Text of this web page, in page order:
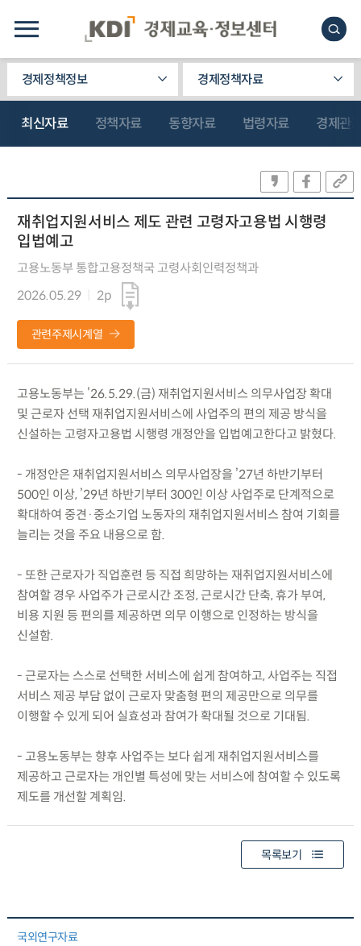
경제정책정보 경제정책자료
최신자료 정책자료 동향자료 법령자료 경제관
재취업지원서비스 제도 관련 고령자고용법 시행령
입법예고
고용노동부 통합고용정책국 고령사회인력정책과
2026.05.29
2p
관련주제시계열
고용노동부는 ’26.5.29.(금) 재취업지원서비스 의무사업장 확대
및 근로자 선택 재취업지원서비스에 사업주의 편의 제공 방식을
신설하는 고령자고용법 시행령 개정안을 입법예고한다고 밝혔다.
- 개정안은 재취업지원서비스 의무사업장을 ’27년 하반기부터
500인 이상, ’29년 하반기부터 300인 이상 사업주로 단계적으로
확대하여 중견·중소기업 노동자의 재취업지원서비스 참여 기회를
늘리는 것을 주요 내용으로 함.
- 또한 근로자가 직업훈련 등 직접 희망하는 재취업지원서비스에
참여할 경우 사업주가 근로시간 조정, 근로시간 단축, 휴가 부여,
비용 지원 등 편의를 제공하면 의무 이행으로 인정하는 방식을
신설함.
- 근로자는 스스로 선택한 서비스에 쉽게 참여하고, 사업주는 직접
서비스 제공 부담 없이 근로자 맞춤형 편의 제공만으로 의무를
이행할 수 있게 되어 실효성과 참여가 확대될 것으로 기대됨.
- 고용노동부는 향후 사업주는 보다 쉽게 재취업지원서비스를
제공하고 근로자는 개인별 특성에 맞는 서비스에 참여할 수 있도록
제도를 개선할 계획임.
목록보기
국외연구자료